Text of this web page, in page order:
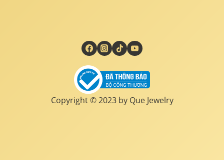
Copyright © 2023 by Que Jewelry